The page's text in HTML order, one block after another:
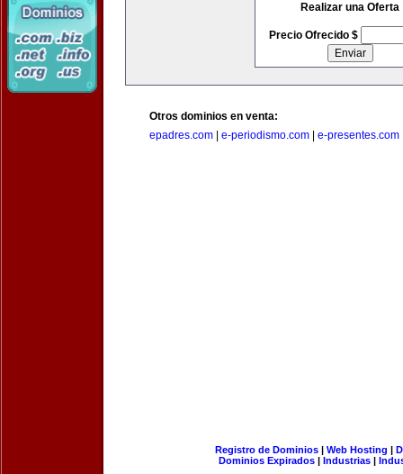
Realizar una Oferta
Precio Ofrecido $
Otros dominios en venta:
epadres.com
e-periodismo.com e-presentes.com
Registro de Dominios| Web Hosting |
Dominios Expirados | Industrias |